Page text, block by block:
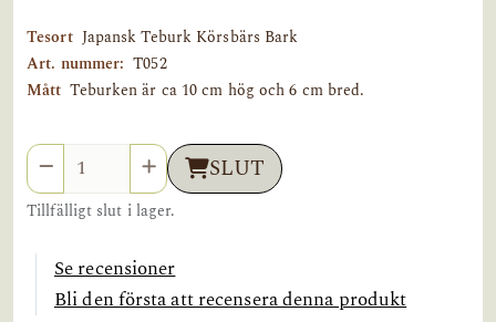
Tesort Japansk Teburk Körsbärs Bark
Art. nummer: T052
Mått Teburken är ca 10 cm hög och 6 cm bred.
Antal SLUT
Tillfälligt slut i lager.
Se recensioner
Bli den första att recensera denna produkt